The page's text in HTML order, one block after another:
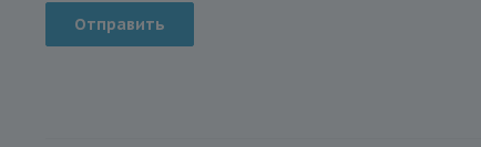
Отправить